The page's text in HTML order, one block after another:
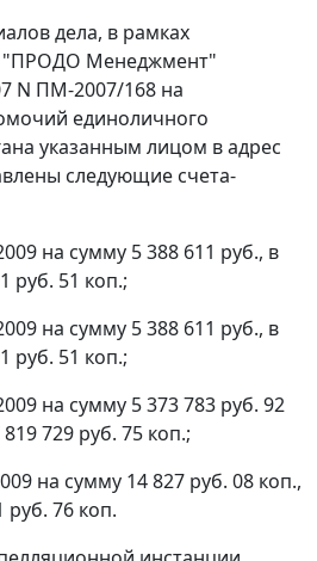
дела, в рамках
"ПРОДО Менеджмент"
N ПМ-2007/168 на
единоличного
указанным лицом в адрес
следующие счета-
на сумму 5 388 611 руб., в
руб. 51 коп.;
на сумму 5 388 611 руб., в
руб. 51 коп.;
на сумму 5 373 783 руб. 92
729 руб. 75 коп.;
на сумму 14 827 руб. 08 коп.,
76 коп.